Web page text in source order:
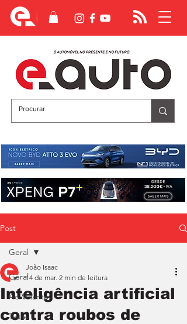
Post
Geral
Ao Volante
Teste
Geral
Inteligência artificial
contra roubos de
João Isaac
14 de mar. 2 min de leitura